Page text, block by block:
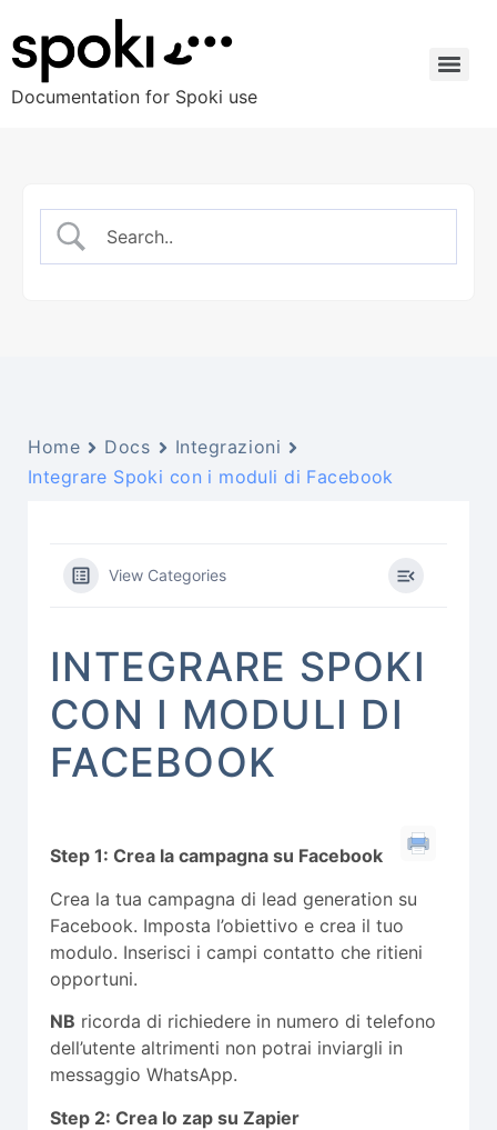
Documentation for Spoki use
Home Docs
Integrazioni
Integrare Spoki con i moduli di Facebook
View Categories
INTEGRARE SPOKI
CON I MODULI DI
FACEBOOK
Step 1: Crea la campagna su Facebook
Crea la tua campagna di lead generation su
Facebook. Imposta l’obiettivo e crea il tuo
modulo. Inserisci i campi contatto che ritieni
opportuni.
NB ricorda di richiedere in numero di telefono
dell’utente altrimenti non potrai inviargli in
messaggio WhatsApp.
Step 2: Crea lo zap su Zapier